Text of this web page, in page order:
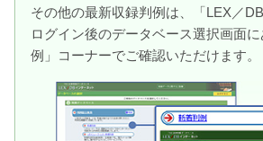
その他の最新収録判例は、「LEX／
ログイン後のデータベース選択画面
例」コーナーでご確認いただけます。